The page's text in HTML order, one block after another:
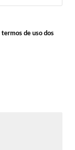
termos de uso dos